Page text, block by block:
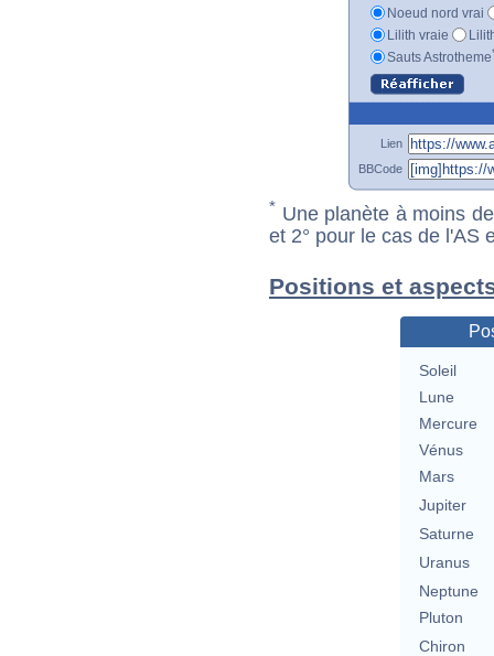
Noeud nord vrai
Lilith vraie
Sauts Astrotheme
Lien
BBCode
* Une planète à moins
et 2° pour le cas de l'AS
Positions et
Soleil
Lune
Mercure
Vénus
Mars
Jupiter
Saturne
Uranus
Neptune
Pluton
Chiron